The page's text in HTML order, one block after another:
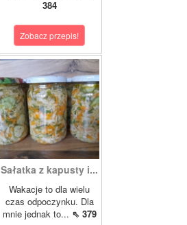
384
Zobacz przepis!
Sałatka z kapusty i...
Wakacje to dla wielu
czas odpoczynku. Dla
mnie jednak to... ⇖ 379